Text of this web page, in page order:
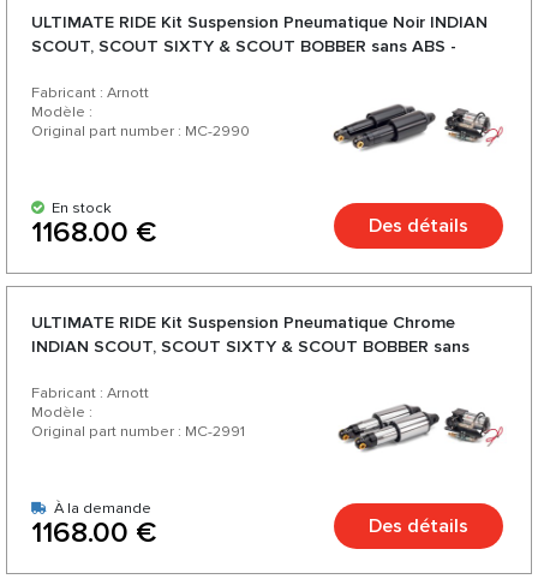
ULTIMATE RIDE Kit Suspension Pneumatique Noir INDIAN
SCOUT, SCOUT SIXTY & SCOUT BOBBER sans ABS -
Fabricant : Arnott
Modèle :
Original part number : MC-2990
En stock
1168.00 € Des détails
ULTIMATE RIDE Kit Suspension Pneumatique Chrome
INDIAN SCOUT, SCOUT SIXTY & SCOUT BOBBER sans
Fabricant : Arnott
Modèle :
Original part number : MC-2991
À la demande
1168.00 € Des détails